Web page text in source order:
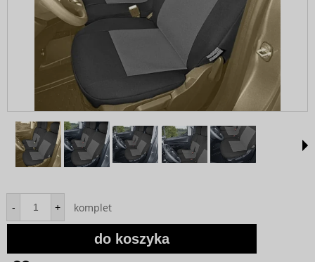
- + komplet
do koszyka